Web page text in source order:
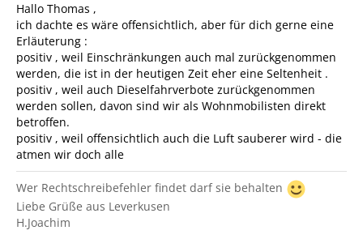
Hallo Thomas ,
ich dachte es wäre offensichtlich, aber für dich gerne eine
Erläuterung :
positiv , weil Einschränkungen auch mal zurückgenommen
werden, die ist in der heutigen Zeit eher eine Seltenheit .
positiv , weil auch Dieselfahrverbote zurückgenommen
werden sollen, davon sind wir als Wohnmobilisten direkt
betroffen.
positiv , weil offensichtlich auch die Luft sauberer wird - die
atmen wir doch alle
Wer Rechtschreibefehler findet darf sie behalten
Liebe Grüße aus Leverkusen
H.Joachim